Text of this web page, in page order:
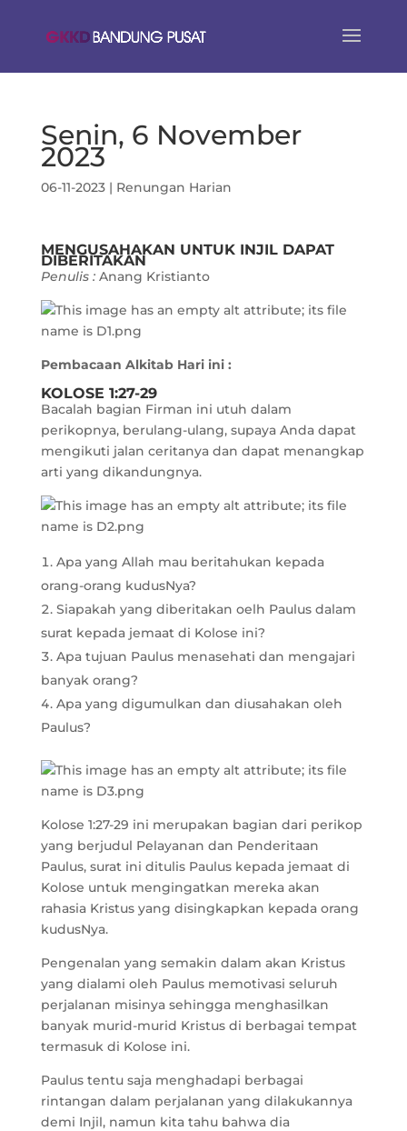
Senin, 6 November
2023
06-11-2023| Renungan Harian
MENGUSAHAKAN UNTUK INJIL DAPAT
DIBERITAKAN
Penulis : Anang Kristianto
Pembacaan Alkitab Hari ini :
KOLOSE 1:27-29
Bacalah bagian Firman ini utuh dalam
perikopnya, berulang-ulang, supaya Anda dapat
mengikuti jalan ceritanya dan dapat menangkap
arti yang dikandungnya.
Apa yang Allah mau beritahukan kepada
orang-orang kudusNya?
Siapakah yang diberitakan oelh Paulus dalam
surat kepada jemaat di Kolose ini?
Apa tujuan Paulus menasehati dan mengajari
banyak orang?
Apa yang digumulkan dan diusahakan oleh
Paulus?
Kolose 1:27-29 ini merupakan bagian dari perikop
yang berjudul Pelayanan dan Penderitaan
Paulus, surat ini ditulis Paulus kepada jemaat di
Kolose untuk mengingatkan mereka akan
rahasia Kristus yang disingkapkan kepada orang
kudusNya.
Pengenalan yang semakin dalam akan Kristus
yang dialami oleh Paulus memotivasi seluruh
perjalanan misinya sehingga menghasilkan
banyak murid-murid Kristus di berbagai tempat
termasuk di Kolose ini.
Paulus tentu saja menghadapi berbagai
rintangan dalam perjalanan yang dilakukannya
demi Injil, namun kita tahu bahwa dia